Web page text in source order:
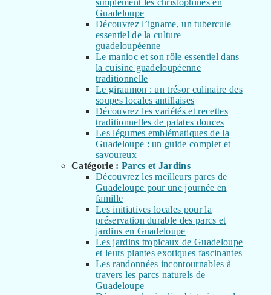
Guadeloupe
Découvrez l’igname, un tubercule
essentiel de la culture
guadeloupéenne
Le manioc et son rôle essentiel dans
la cuisine guadeloupéenne
traditionnelle
Le giraumon : un trésor culinaire des
soupes locales antillaises
Découvrez les variétés et recettes
traditionnelles de patates douces
Les légumes emblématiques de la
Guadeloupe : un guide complet et
savoureux
Catégorie : Parcs et Jardins
Découvrez les meilleurs parcs de
Guadeloupe pour une journée en
famille
Les initiatives locales pour la
préservation durable des parcs et
jardins en Guadeloupe
Les jardins tropicaux de Guadeloupe
et leurs plantes exotiques fascinantes
Les randonnées incontournables à
travers les parcs naturels de
Guadeloupe